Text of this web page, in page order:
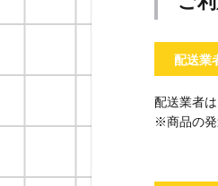
配送業
配送業者
※商品の発